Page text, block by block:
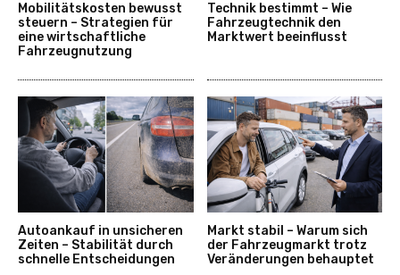
Mobilitätskosten bewusst
steuern – Strategien für
eine wirtschaftliche
Fahrzeugnutzung
Technik bestimmt – Wie
Fahrzeugtechnik den
Marktwert beeinflusst
Autoankauf in unsicheren
Zeiten – Stabilität durch
schnelle Entscheidungen
Markt stabil – Warum sich
der Fahrzeugmarkt trotz
Veränderungen behauptet